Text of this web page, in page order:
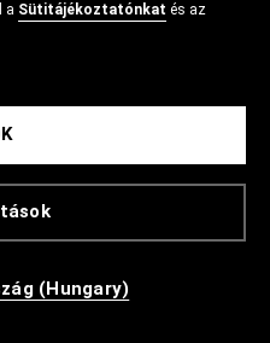
a Sütitájékoztatónkat és az
(Hungary)